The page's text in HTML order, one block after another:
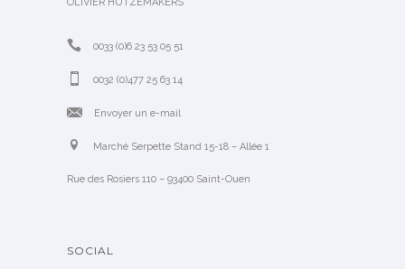
OLIVIER HUTZEMAKERS
0033 (0)6 23 53 05 51
0032 (0)477 25 63 14
Envoyer un e-mail
Marché Serpette Stand 15-18 – Allée 1
Rue des Rosiers 110 – 93400 Saint-Ouen
SOCIAL